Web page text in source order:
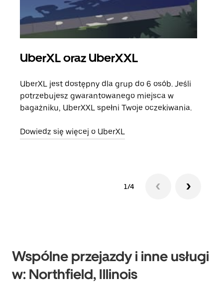
UberXL oraz UberXXL
UberXL jest dostępny dla grup do 6 osób. Jeśli
potrzebujesz gwarantowanego miejsca w
bagażniku, UberXXL spełni Twoje oczekiwania.
Dowiedz się więcej o UberXL
1/4
Wspólne przejazdy i inne usługi
w: Northfield, Illinois